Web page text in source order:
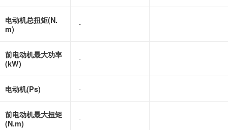
电动机总扭矩(N.
m)
-
前电动机最大功率
(kW)
-
电动机(Ps) -
前电动机最大扭矩
(N.m)
-
-
-
-
-